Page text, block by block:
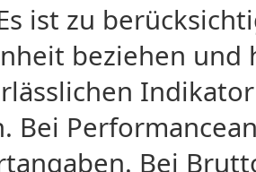
ist zu
beziehen
Bei
Bei